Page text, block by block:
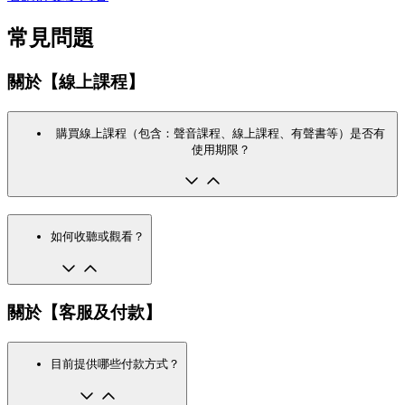
常見問題
關於【線上課程】
購買線上課程（包含：聲音課程、線上課程、有聲書等）是否有
使用期限？
如何收聽或觀看？
關於【客服及付款】
目前提供哪些付款方式？